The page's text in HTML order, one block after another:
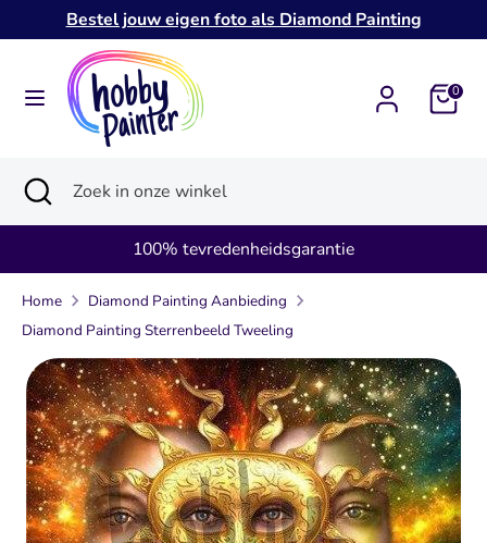
naar
Bestel jouw eigen foto als Diamond Painting
0
ZoekenZoek
in
winkel
ZoekenZoek
winkel
Zoekopdracht
sluiten
100% tevredenheidsgarantie
Home
Diamond Painting Aanbieding
Diamond Painting Sterrenbeeld Tweeling